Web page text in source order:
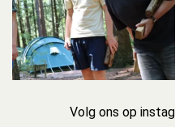
Volg ons op